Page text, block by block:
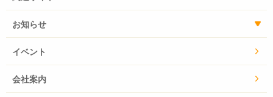
お知らせ
イベント
会社案内